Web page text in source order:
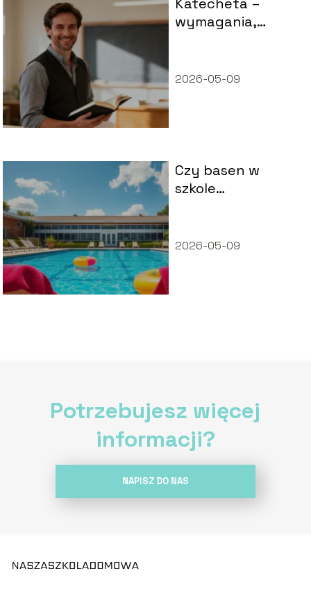
wymagania,
zostać?
2026-05-09
Czy basen w
szkole
Sprawdź przepisy!
2026-05-09
Potrzebujesz więcej
informacji?
NAPISZ DO NAS